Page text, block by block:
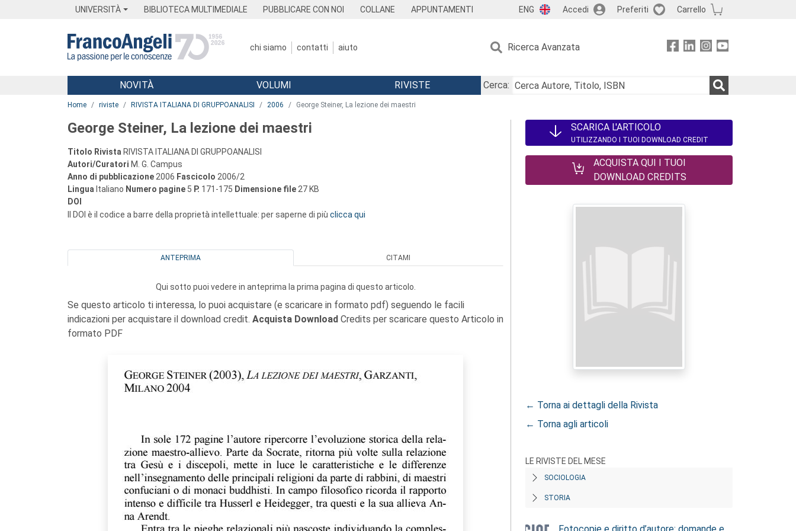
UNIVERSITÀ BIBLIOTECA MULTIMEDIALE PUBBLICARE CON NOI COLLANE APPUNTAMENTI ENG Accedi Preferiti Carrello
chi siamo contatti aiuto Ricerca Avanzata
Menu
NOVITÀ VOLUMI RIVISTE
Cerca:
Home riviste RIVISTA ITALIANA DI GRUPPOANALISI 2006 George Steiner, La lezione dei maestri
George Steiner, La lezione dei maestri
Titolo Rivista RIVISTA ITALIANA DI GRUPPOANALISI
Autori/Curatori M. G. Campus
Anno di pubblicazione 2006 Fascicolo 2006/2
Lingua Italiano Numero pagine 5 P. 171-175 Dimensione file 27 KB
DOI
Il DOI è il codice a barre della proprietà intellettuale: per saperne di più clicca qui
ANTEPRIMA CITAMI
Qui sotto puoi vedere in anteprima la prima pagina di questo articolo.
Se questo articolo ti interessa, lo puoi acquistare (e scaricare in formato pdf) seguendo le facili
indicazioni per acquistare il download credit. Acquista Download Credits per scaricare questo Articolo in
formato PDF
SCARICA L'ARTICOLO
UTILIZZANDO I TUOI DOWNLOAD CREDIT
ACQUISTA QUI I TUOI
DOWNLOAD CREDITS
← Torna ai dettagli della Rivista
← Torna agli articoli
LE RIVISTE DEL MESE
SOCIOLOGIA
STORIA